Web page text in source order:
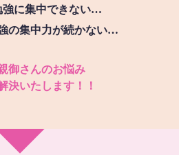
強に集中できない…
の集中力が続かない…
御さんのお悩み
決いたします！！